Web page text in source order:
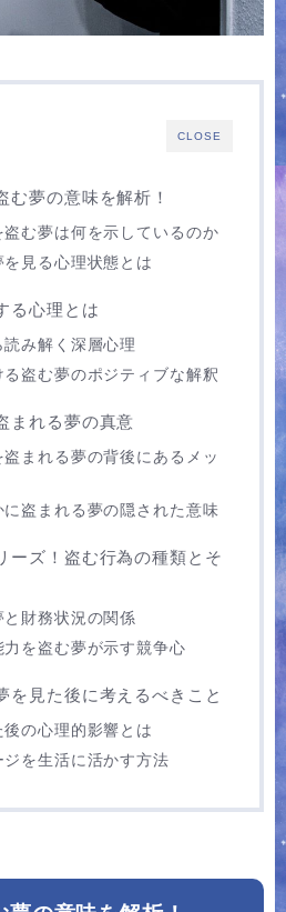
CLOSE
む夢の意味を解析！
盗む夢は何を示しているのか
見る心理状態とは
る心理とは
み解く深層心理
盗む夢のポジティブな解釈
まれる夢の真意
まれる夢の背後にあるメッ
盗まれる夢の隠された意味
ーズ！盗む行為の種類とそ
財務状況の関係
力を盗む夢が示す競争心
を見た後に考えるべきこと
の心理的影響とは
を生活に活かす方法